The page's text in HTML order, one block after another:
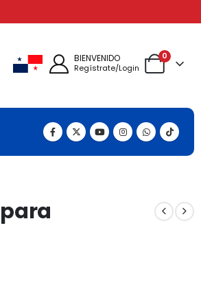
BIENVENIDO
Regístrate/Login
0